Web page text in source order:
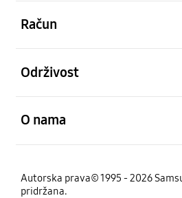
Račun
Održivost
O nama
Autorska prava© 1995 - 2026
pridržana.